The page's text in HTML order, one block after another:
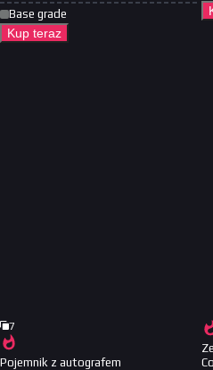
Base grade
Kup teraz
7
Pojemnik z autografem